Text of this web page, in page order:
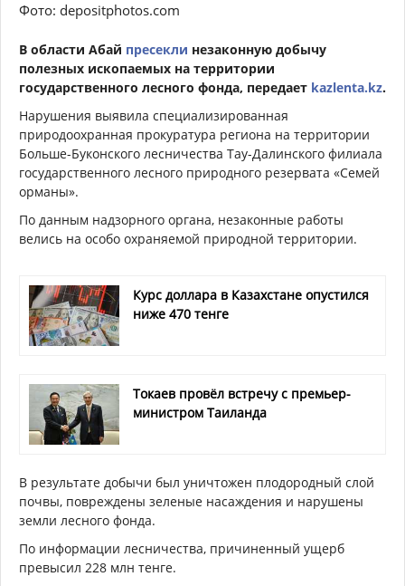
Фото: depositphotos.com
В области Абай пресекли незаконную добычу
полезных ископаемых на территории
государственного лесного фонда, передает kazlenta.kz.
Нарушения выявила специализированная
природоохранная прокуратура региона на территории
Больше-Буконского лесничества Тау-Далинского филиала
государственного лесного природного резервата «Семей
орманы».
По данным надзорного органа, незаконные работы
велись на особо охраняемой природной территории.
Курс доллара в Казахстане опустился
ниже 470 тенге
Токаев провёл встречу с премьер-
министром Таиланда
В результате добычи был уничтожен плодородный слой
почвы, повреждены зеленые насаждения и нарушены
земли лесного фонда.
По информации лесничества, причиненный ущерб
превысил 228 млн тенге.